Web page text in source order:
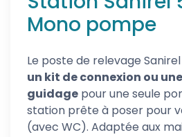
Mono pompe
Le poste de relevage
un kit de connexion ou
guidage pour une seule
station prête à poser pour
(avec WC). Adaptée aux